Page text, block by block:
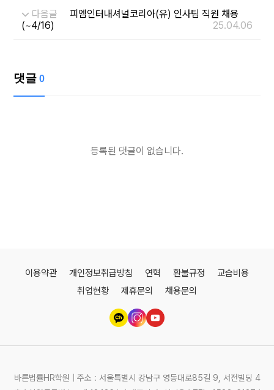
다음글
피엠인터내셔널코리아(유) 인사팀 직원 채용
(~4/16)
25.04.06
댓글 0
등록된 댓글이 없습니다.
이용약관 개인정보취급방침 연혁 환불규정
교습비용
취업현황
제휴문의 채용문의
바른법률HR학원 | 주소 : 서울특별시 강남구 영동대로85길 9, 서전빌딩 4